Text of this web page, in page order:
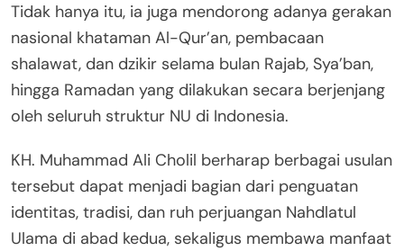
Tidak hanya itu, ia juga mendorong adanya gerakan
nasional khataman Al-Qur’an, pembacaan
shalawat, dan dzikir selama bulan Rajab, Sya’ban,
hingga Ramadan yang dilakukan secara berjenjang
oleh seluruh struktur NU di Indonesia.
KH. Muhammad Ali Cholil berharap berbagai usulan
tersebut dapat menjadi bagian dari penguatan
identitas, tradisi, dan ruh perjuangan Nahdlatul
Ulama di abad kedua, sekaligus membawa manfaat